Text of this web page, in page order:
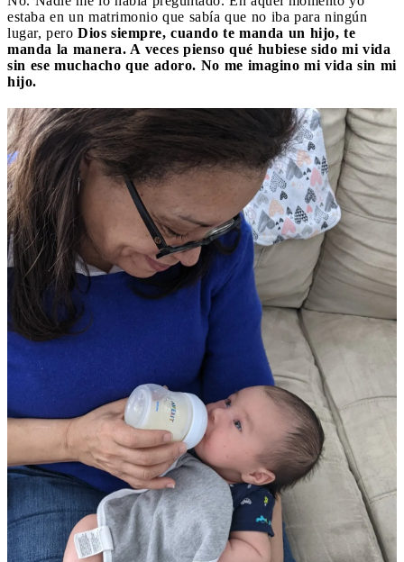
estaba en un matrimonio que sabía que no iba para ningún
lugar, pero Dios siempre, cuando te manda un hijo, te
manda la manera. A veces pienso qué hubiese sido mi vida
sin ese muchacho que adoro. No me imagino mi vida sin mi
hijo.